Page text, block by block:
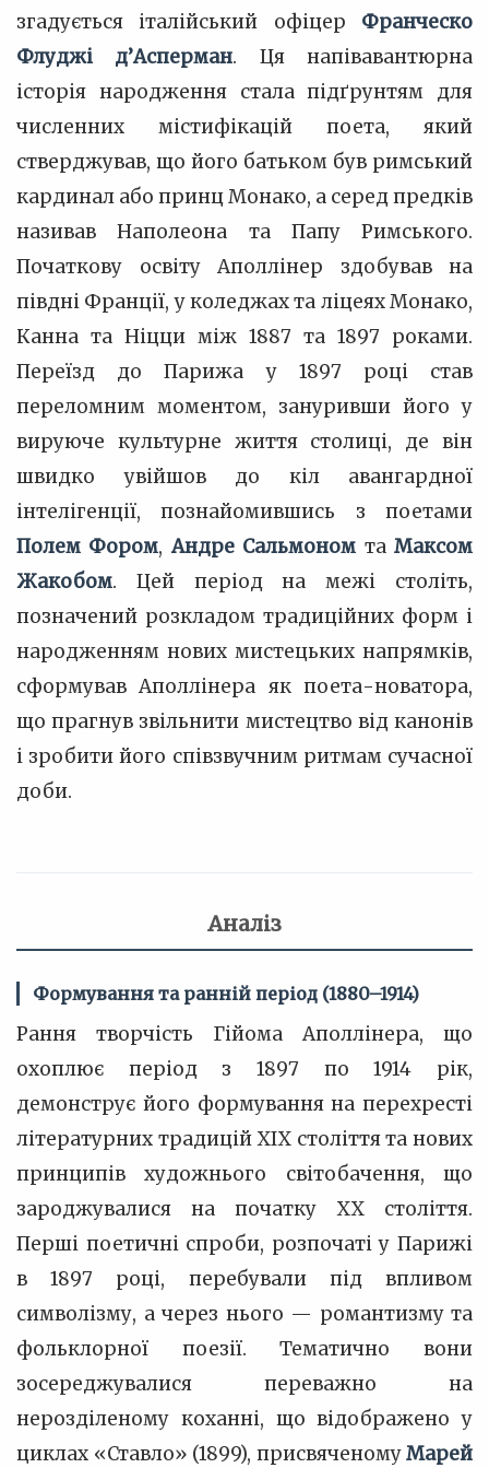
згадується італійський офіцер Франческо
Флуджі д’Асперман. Ця напівавантюрна
історія народження стала підґрунтям для
численних містифікацій поета, який
стверджував, що його батьком був римський
кардинал або принц Монако, а серед предків
називав Наполеона та Папу Римського.
Початкову освіту Аполлінер здобував на
півдні Франції, у коледжах та ліцеях Монако,
Канна та Ніцци між 1887 та 1897 роками.
Переїзд до Парижа у 1897 році став
переломним моментом, зануривши його у
вируюче культурне життя столиці, де він
швидко увійшов до кіл авангардної
інтелігенції, познайомившись з поетами
Полем Фором,Андре Сальмоном таМаксом
Жакобом. Цей період на межі століть,
позначений розкладом традиційних форм і
народженням нових мистецьких напрямків,
сформував Аполлінера як поета-новатора,
що прагнув звільнити мистецтво від канонів
і зробити його співзвучним ритмам сучасної
доби.
Аналіз
Формування та ранній період (1880–1914)
Рання творчість Гійома Аполлінера, що
охоплює період з 1897 по 1914 рік,
демонструє його формування на перехресті
літературних традицій XIX століття та нових
принципів художнього світобачення, що
зароджувалися на початку XX століття.
Перші поетичні спроби, розпочаті у Парижі
в 1897 році, перебували під впливом
символізму, а через нього — романтизму та
фольклорної поезії. Тематично вони
зосереджувалися переважно на
нерозділеному коханні, що відображено у
циклах «Ставло» (1899), присвяченомуМарей